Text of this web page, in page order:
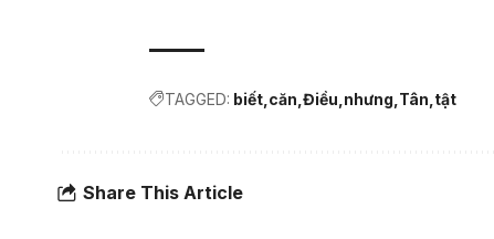
TAGGED: biết căn Điều nhưng Tân tật
Share This Article